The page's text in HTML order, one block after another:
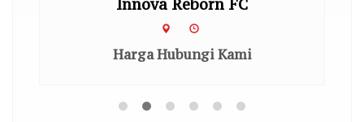
Innova Reborn FC
Harga Hubungi Kami